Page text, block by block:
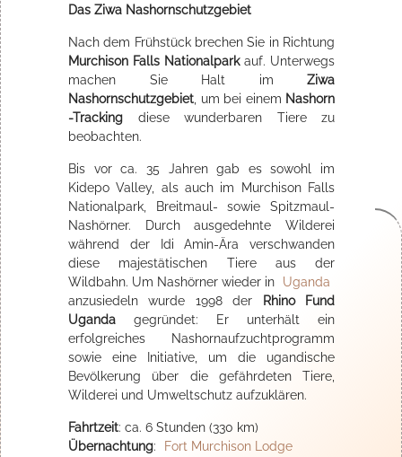
Das Ziwa Nashornschutzgebiet
Nach dem Frühstück brechen Sie in Richtung
Murchison Falls Nationalparkauf. Unterwegs
machen Sie Halt im Ziwa
Nashornschutzgebiet, um bei einem Nashorn
-Tracking diese wunderbaren Tiere zu
beobachten.
Bis vor ca. 35 Jahren gab es sowohl im
Kidepo Valley, als auch im Murchison Falls
Nationalpark, Breitmaul- sowie Spitzmaul-
Nashörner. Durch ausgedehnte Wilderei
während der Idi Amin-Ära verschwanden
diese majestätischen Tiere aus der
Wildbahn. Um Nashörner wieder in
Uganda
anzusiedeln wurde 1998 der
Rhino Fund
Uganda gegründet: Er unterhält ein
erfolgreiches Nashornaufzuchtprogramm
sowie eine Initiative, um die ugandische
Bevölkerung über die gefährdeten Tiere,
Wilderei und Umweltschutz aufzuklären.
Fahrtzeit: ca. 6 Stunden (330 km)
Übernachtung:
Fort Murchison Lodge